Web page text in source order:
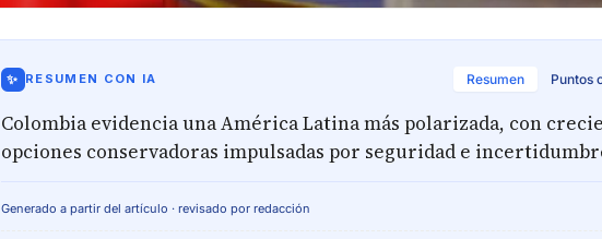
✨ RESUMEN CON IA Resumen Puntos
Colombia evidencia una América Latina más polarizada, con
opciones conservadoras impulsadas por seguridad e
Generado a partir del artículo · revisado por redacción